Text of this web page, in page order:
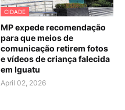
CIDADE
MP expede recomendação
para que meios de
comunicação retirem fotos
e vídeos de criança falecida
em Iguatu
April 02, 2026